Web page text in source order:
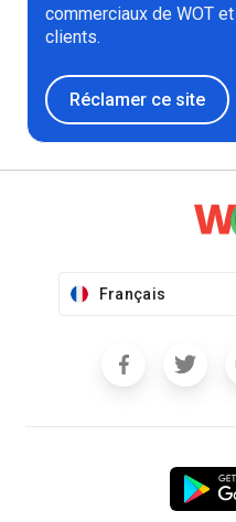
commerciaux de WOT
clients.
Réclamer ce site
Français